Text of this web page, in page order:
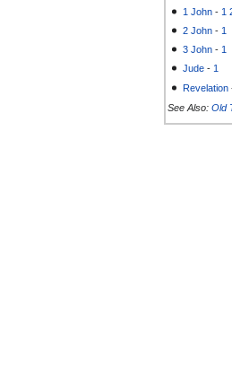
1 John - 1
2 John - 1
3 John - 1
Jude - 1
Revelation
See Also: Old